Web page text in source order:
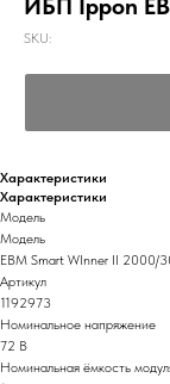
ИБП Ippon
SKU:
Характеристики
Характеристики
Модель
Модель
EBM Smart WInner II 2000/
Артикул
1192973
Номинальное напряжение
72 В
Номинальная ёмкость